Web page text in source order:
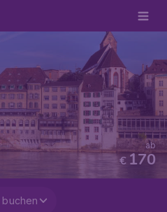
€ 170
ab
buchen